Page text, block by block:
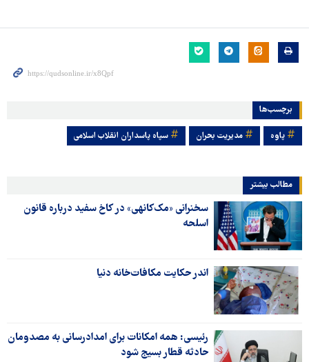
برچسب‌ها
پاوه مدیریت بحران سپاه پاسداران انقلاب اسلامی
مطالب بیشتر
سخنرانی «مک‌کانهی» در کاخ سفید درباره قانون
اسلحه
اندر حکایت مکافات‌خانه دنیا
رئیسی: همه امکانات برای امدادرسانی به مصدومان
حادثه قطار بسیج شود